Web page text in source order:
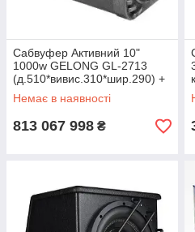
Сабвуфер Активний 10"
1000w GELONG GL-2713
(д.510*вивис.310*шир.290) +
кабель для з' єднання
Немає в наявності
813 067 998 ₴